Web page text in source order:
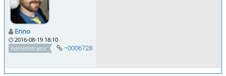
Enno
2016-08-19 18:10
Administrator
~0006728